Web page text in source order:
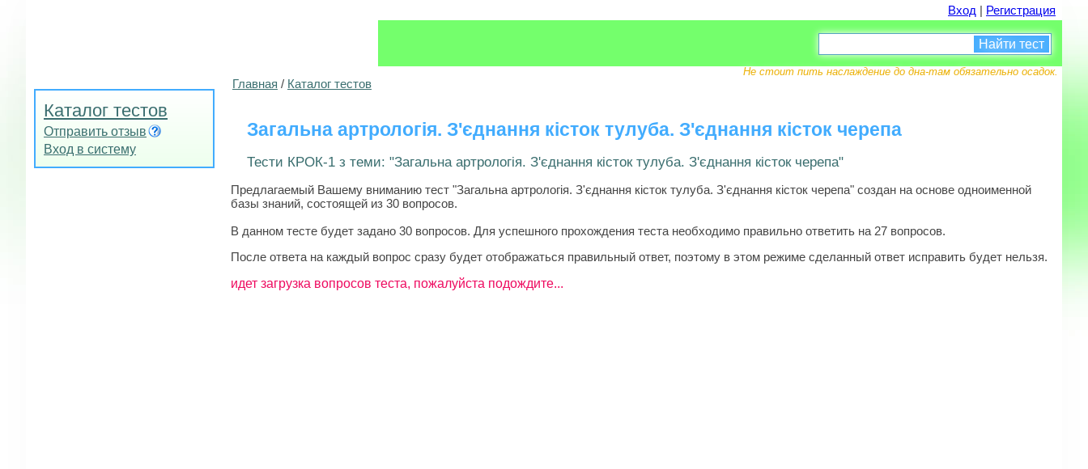
Вход | Регистрация
Не стоит пить наслаждение до дна-там обязательно осадок.
Найти тест
Каталог тестов
Отправить отзыв
Вход в систему
Главная / Каталог тестов
Загальна артрологія. З'єднання кісток тулуба. З'єднання кісток черепа
Тести КРОК-1 з теми: "Загальна артрологія. З'єднання кісток тулуба. З'єднання кісток черепа"
Предлагаемый Вашему вниманию тест "Загальна артрологія. З'єднання кісток тулуба. З'єднання кісток черепа" создан на основе одноименной
базы знаний, состоящей из 30 вопросов.
В данном тесте будет задано 30 вопросов. Для успешного прохождения теста необходимо правильно ответить на 27 вопросов.
После ответа на каждый вопрос сразу будет отображаться правильный ответ, поэтому в этом режиме сделанный ответ исправить будет нельзя.
идет загрузка вопросов теста, пожалуйста подождите...